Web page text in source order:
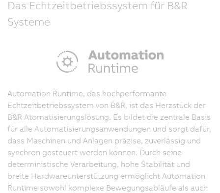
Das Echtzeitbetriebssystem für B&R
Systeme
Automation Runtime, das hochperformante
Echtzeitbetriebssystem von B&R, ist das Herzstück der
B&R Atomatisierungslösung. Es bildet die zentrale Basis
für alle Automatisierungsanwendungen und sorgt dafür,
dass Maschinen und Anlagen präzise, zuverlässig und
synchron gesteuert werden können. Durch seine
deterministische Verarbeitung, hohe Stabilität und
breite Hardwareunterstützung ermöglicht Automation
Runtime sowohl komplexe Bewegungsabläufe als auch